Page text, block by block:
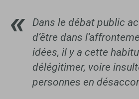
Dans le débat public
d’être dans
idées, il y a cette
délégitimer, voire
personnes en